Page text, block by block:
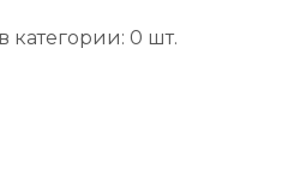
категории: 0 шт.